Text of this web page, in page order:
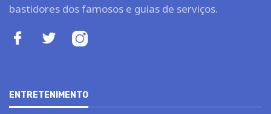
bastidores dos famosos e guias de serviços.
ENTRETENIMENTO